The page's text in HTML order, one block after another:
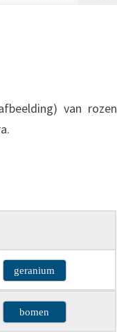
van rozen
geranium
bomen